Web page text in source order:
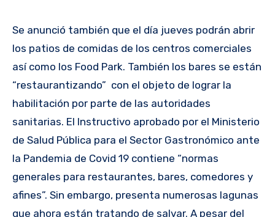
Se anunció también que el día jueves podrán abrir
los patios de comidas de los centros comerciales
así como los Food Park. También los bares se están
“restaurantizando” con el objeto de lograr la
habilitación por parte de las autoridades
sanitarias. El Instructivo aprobado por el Ministerio
de Salud Pública para el Sector Gastronómico ante
la Pandemia de Covid 19 contiene “normas
generales para restaurantes, bares, comedores y
afines”. Sin embargo, presenta numerosas lagunas
que ahora están tratando de salvar. A pesar del